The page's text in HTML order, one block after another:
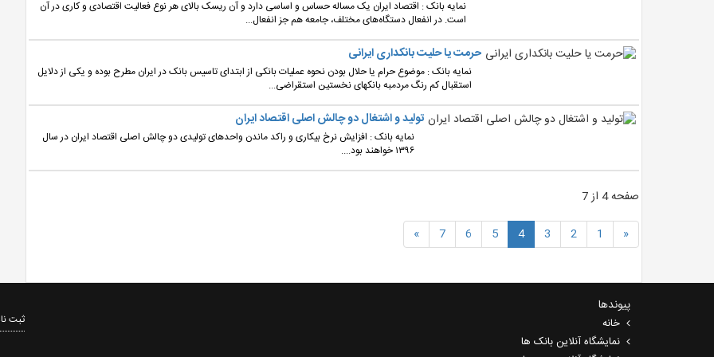
نمایه بانک : اقتصاد ایران یک مساله حساس و اساسی دارد و آن ریسک بالای هر نوع فعالیت اقتصادی و کاری در آن
است. در انفعال دستگاه‌های مختلف، جامعه هم جز انفعال...
حرمت یا حلیت بانکداری ایرانی
نمایه بانک : موضوع حرام یا حلال بودن نحوه عملیات بانکی از ابتدای تاسیس بانک در ایران مطرح بوده و یکی از دلایل
استقبال کم رنگ مردمبه بانکهای نخستین استقراضی...
تولید و اشتغال دو چالش اصلی اقتصاد ایران
نمایه بانک : افزایش نرخ بیکاری و راکد ماندن واحدهای تولیدی دو چالش اصلی اقتصاد ایران در سال
۱۳۹۶ خواهند بود....
صفحه 4 از 7
«
1
2
3
4
5
6
7
»
پیوندها
خانه
نمایشگاه آنلاین بانک ها
ثبت